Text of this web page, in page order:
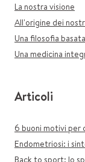
La nostra visione
All'origine dei
Una filosofia
Una medicina
Articoli
6 buoni motivi per
Endometriosi: i